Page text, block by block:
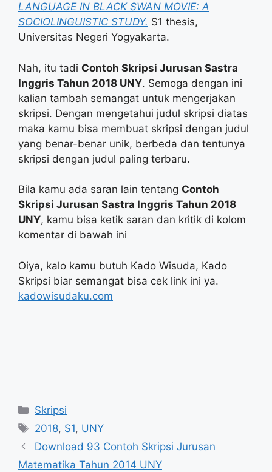
LANGUAGE IN BLACK SWAN MOVIE: A
SOCIOLINGUISTIC STUDY. S1 thesis,
Universitas Negeri Yogyakarta.
Nah, itu tadi Contoh Skripsi Jurusan Sastra
Inggris Tahun 2018 UNY. Semoga dengan ini
kalian tambah semangat untuk mengerjakan
skripsi. Dengan mengetahui judul skripsi diatas
maka kamu bisa membuat skripsi dengan judul
yang benar-benar unik, berbeda dan tentunya
skripsi dengan judul paling terbaru.
Bila kamu ada saran lain tentang Contoh
Skripsi Jurusan Sastra Inggris Tahun 2018
UNY, kamu bisa ketik saran dan kritik di kolom
komentar di bawah ini
Oiya, kalo kamu butuh Kado Wisuda, Kado
Skripsi biar semangat bisa cek link ini ya.
kadowisudaku.com
Categories
Skripsi
Tags
2018, S1, UNY
Download 93 Contoh Skripsi Jurusan
Matematika Tahun 2014 UNY